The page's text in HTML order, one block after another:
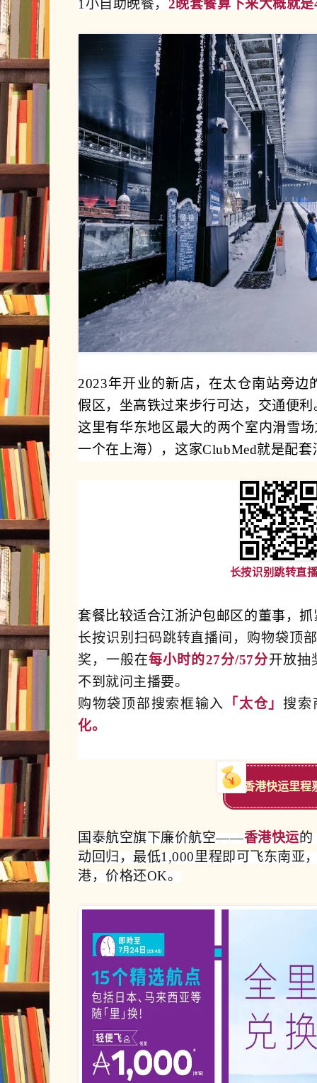
1小自助晚餐， 2晚套餐算下来大概就
2023年开业的新店，在太仓南站旁边
假区，坐高铁过来步行可达，交通便利
这里有华东地区最大的两个室内滑雪
一个在上海），这家ClubMed就是配套
长按识别跳转直
套餐比较适合江浙沪包邮区的董事，
长按识别扫码跳转直播间，购物袋顶
奖，一般在每小时的27分/57分开放抽
不到就问主播要。
购物袋顶部搜索框输入
「太仓」搜索
化。
香港快运里程
国泰航空旗下廉价航空——香港快运的
动回归，最低1,000里程即可飞东南亚
港，价格还OK。